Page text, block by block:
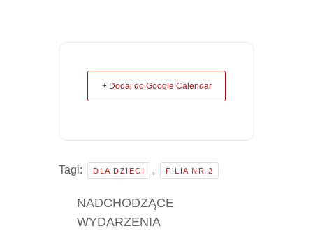
+ Dodaj do Google Calendar
Tagi: DLA DZIECI , FILIA NR 2
NADCHODZĄCE
WYDARZENIA